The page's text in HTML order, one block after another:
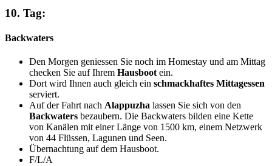
10. Tag:
Backwaters
Den Morgen geniessen Sie noch im Homestay und am Mittag
checken Sie auf Ihrem Hausbootein.
Dort wird Ihnen auch gleich ein schmackhaftes Mittagessen
serviert.
Auf der Fahrt nach Alappuzha lassen Sie sich von den
Backwaters bezaubern. Die Backwaters bilden eine Kette
von Kanälen mit einer Länge von 1500 km, einem Netzwerk
von 44 Flüssen, Lagunen und Seen.
Übernachtung auf dem Hausboot.
F/L/A